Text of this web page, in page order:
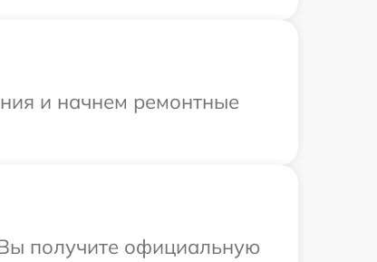
и начнем ремонтные
получите официальную